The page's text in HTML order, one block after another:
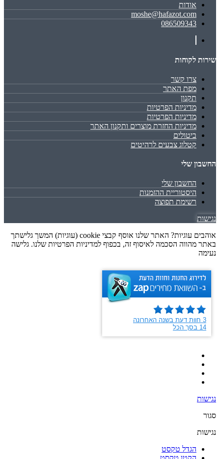
אודות
moshe@hafazot.com
086509343
שירות לקוחות
צרו קשר
מפת האתר
תקנון
מדיניות הפרטיות
מדיניות הפרטיות
מדיניות החזרת מוצרים ותקנון האתר
ביטולים
קטלוג צבעים לרהיטים
החשבון שלי
החשבון שלי
היסטוריית ההזמנות
רשימת תפוצה
נגישות
אוהבים עוגיות? האתר שלנו אוסף קבצי cookie (עוגיות) המשך גלישתך
באתר מהווה הסכמה לאיסוף זה, בכפוף למדיניות הפרטיות שלנו. גלישה
נעימה
נגישות
סגור
נגישות
הגדל טקסט